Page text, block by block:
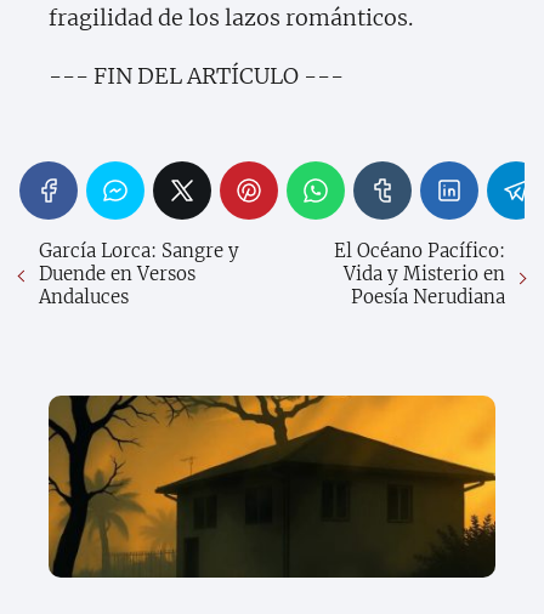
fragilidad de los lazos románticos.
--- FIN DEL ARTÍCULO ---
García Lorca: Sangre y
Duende en Versos
Andaluces
El Océano Pacífico:
Vida y Misterio en
Poesía Nerudiana